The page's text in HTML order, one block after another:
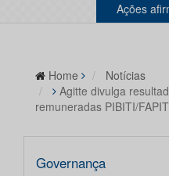
Ações
Home
Notícias
Agitte divulga
remuneradas PIBITI/
Governança